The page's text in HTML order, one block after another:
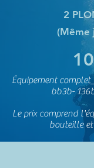
2
(Même
Équipement
bb3b-
Le prix comprend
bouteille